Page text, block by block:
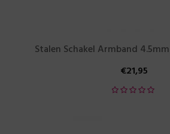
Stalen Schakel Armband
€21,95